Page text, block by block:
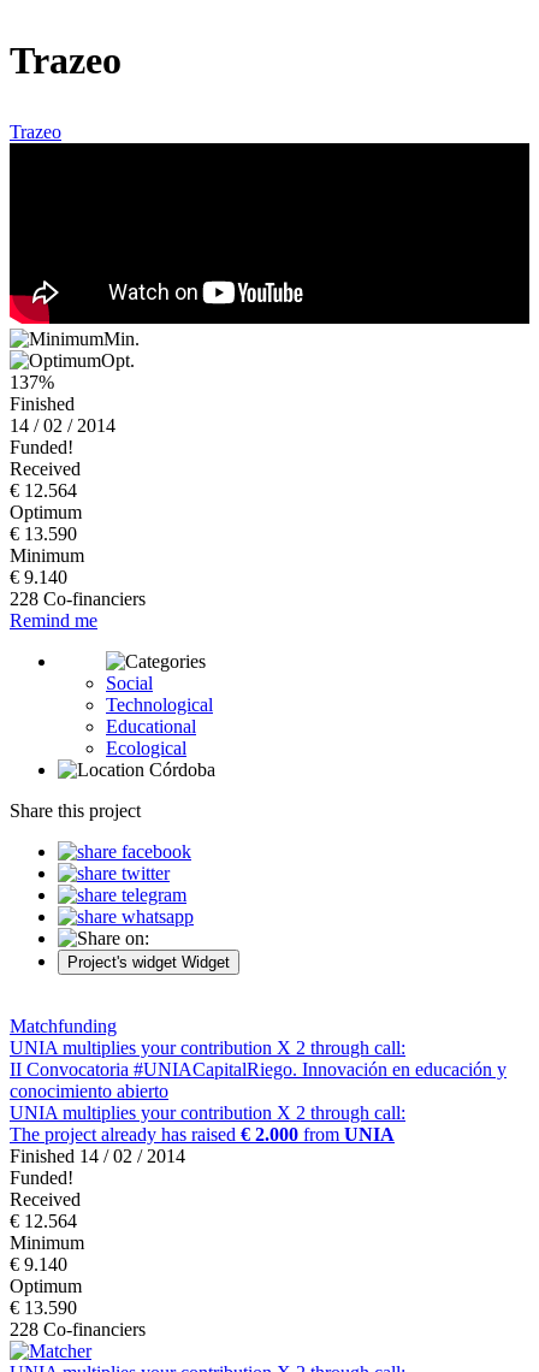
Trazeo
Trazeo
Min.
Opt.
137%
Finished
14 / 02 / 2014
Funded!
Received
€ 12.564
Optimum
€ 13.590
Minimum
€ 9.140
228 Co-financiers
Remind me
Social
Technological
Educational
Ecological
Córdoba
Share this project
Project's widget Widget
Matchfunding
UNIA multiplies your contribution X 2 through call:
II Convocatoria #UNIACapitalRiego. Innovación en educación y
conocimiento abierto
UNIA multiplies your contribution X 2 through call:
The project already has raised € 2.000 from UNIA
Finished 14 / 02 / 2014
Funded!
Received
€ 12.564
Minimum
€ 9.140
Optimum
€ 13.590
228 Co-financiers